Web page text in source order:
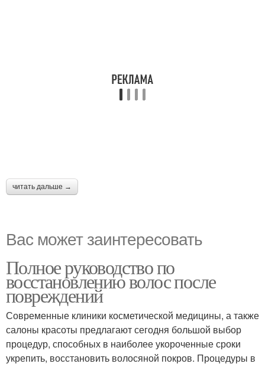
читать дальше →
Вас может заинтересовать
Полное руководство по
восстановлению волос после
повреждений
Современные клиники косметической медицины, а также
салоны красоты предлагают сегодня большой выбор
процедур, способных в наиболее укороченные сроки
укрепить, восстановить волосяной покров. Процедуры в